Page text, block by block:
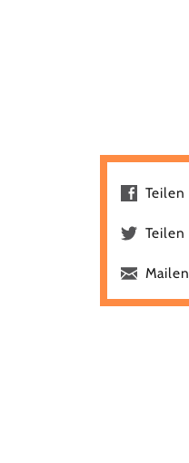
Teilen
Teilen
Mailen